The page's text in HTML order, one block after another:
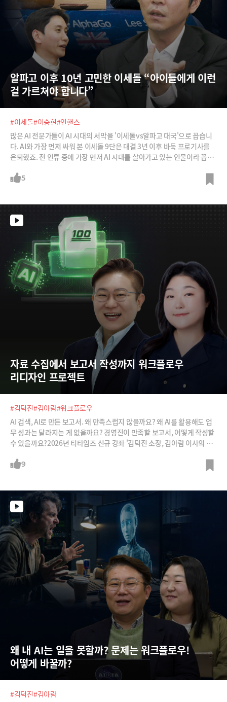
알파고 이후 10년 고민한 이세돌 “아이들에게 이런
걸 가르쳐야 합니다”
#이세돌#이승현#인핸스
많은 AI 전문가들이 AI 시대의 서막을 '이세돌vs알파고 대국'으로 꼽습니
다. AI와 가장 먼저 싸워 본 이세돌 9단은 대결 3년 이후 바둑 프로기사를
은퇴했죠. 전 인류 중에 가장 먼저 AI 시대를 살아가고 있는 인물이라 꼽아
수에게 들어봤습니다. 프로바둑 기사 은퇴 후 살게 된 인생 제2막의 삶 그
5
자료 수집에서 보고서 작성까지 워크플로우
리디자인 프로젝트
#김덕진#김아람#워크플로우
AI 검색, AI로 만든 보고서. 왜 만족스럽지 않을까요? 왜 AI를 활용해도 업
무 성과는 달라지는 게 없을까요? 경영진이 만족할 보고서, 어떻게 작성할
수 있을까요?2026년 티타임즈 신규 강좌 '김덕진 소장, 김아람 이사의 워
을 위한 강좌입니다. 단순한 AI 활용이 아니라 기업의 업무 프로세스 시나
공개합니다.
9
왜 내 AI는 일을 못할까? 문제는 워크플로우!
어떻게 바꿀까?
#김덕진#김아람